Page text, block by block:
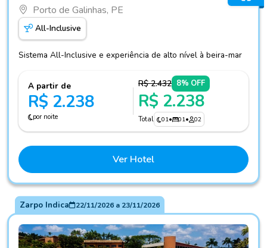
Porto de Galinhas, PE
All-Inclusive
Sistema All-Inclusive e experiência de alto nível à beira-mar
A partir de
R$ 2.238
por noite
R$ 2.432 8% OFF
R$ 2.238
Total 01• 01• 02
Ver Hotel
Zarpo Indica 22/11/2026a 23/11/2026